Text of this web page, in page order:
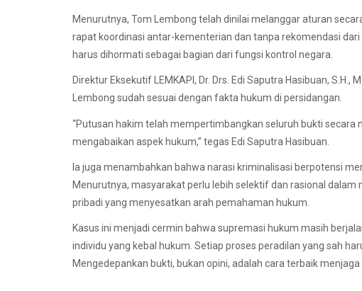
Menurutnya, Tom Lembong telah dinilai melanggar aturan
rapat koordinasi antar-kementerian dan tanpa rekomendasi
harus dihormati sebagai bagian dari fungsi kontrol negara.
Direktur Eksekutif LEMKAPI, Dr. Drs. Edi Saputra Hasibuan,
Lembong sudah sesuai dengan fakta hukum di persidangan.
“Putusan hakim telah mempertimbangkan seluruh bukti secara
mengabaikan aspek hukum,” tegas Edi Saputra Hasibuan.
Ia juga menambahkan bahwa narasi kriminalisasi berpotensi
Menurutnya, masyarakat perlu lebih selektif dan rasional
pribadi yang menyesatkan arah pemahaman hukum.
Kasus ini menjadi cermin bahwa supremasi hukum masih
individu yang kebal hukum. Setiap proses peradilan yang sah
Mengedepankan bukti, bukan opini, adalah cara terbaik